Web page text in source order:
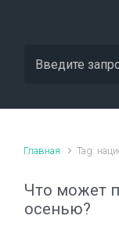
Главная Tag:
Что может
осенью?